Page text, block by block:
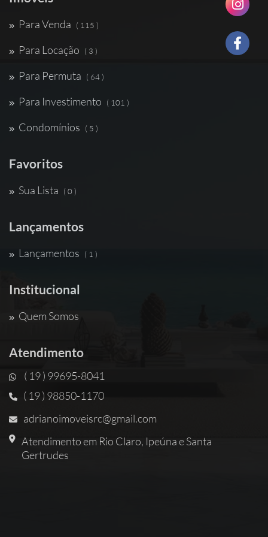
Para Venda ( 115 )
Para Locação ( 3 )
Para Permuta ( 64 )
Para Investimento ( 101 )
Condomínios ( 5 )
Favoritos
Sua Lista ( 0 )
Lançamentos
Lançamentos ( 1 )
Institucional
Quem Somos
Atendimento
( 19 ) 99695-8041
( 19 ) 98850-1170
adrianoimoveisrc@gmail.com
Atendimento em Rio Claro, Ipeúna e Santa
Gertrudes